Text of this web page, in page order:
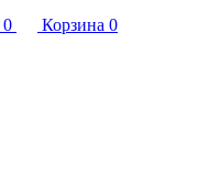
0 Корзина 0